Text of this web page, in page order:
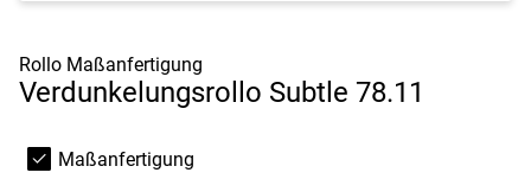
Rollo Maßanfertigung
Verdunkelungsrollo Subtle 78.11
Maßanfertigung